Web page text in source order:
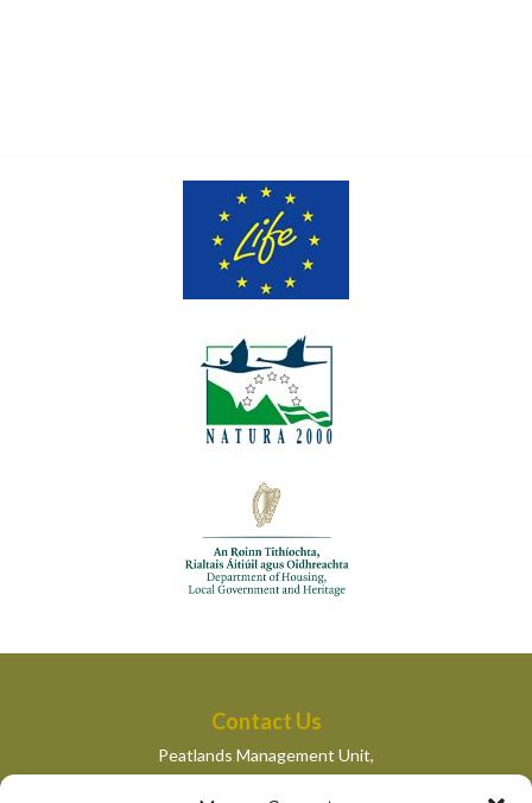
Contact Us
Peatlands Management Unit,
Department of Housing, Local Government and Heritage,